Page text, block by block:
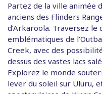
Partez de la ville animée
anciens des Flinders
d’Arkaroola. Traversez
emblématiques de
Creek, avec des
dessus des vastes lacs
Explorez le monde
lever du soleil sur Uluru,